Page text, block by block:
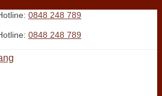
0848 248 789
0848 248 789